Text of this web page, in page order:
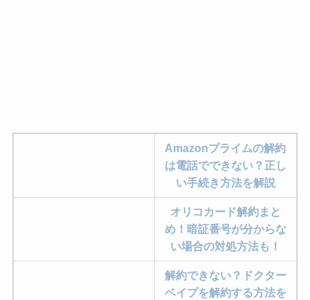
Amazonプライムの解約
は電話でできない？正し
い手続き方法を解説
オリコカード解約まと
め！暗証番号が分からな
い場合の対処方法も！
解約できない？ドクター
ベイプを解約する方法を